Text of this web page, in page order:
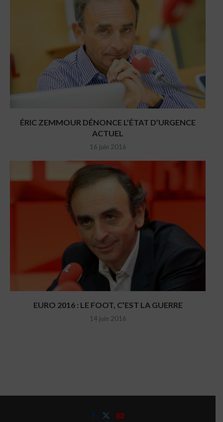
ÉRIC ZEMMOUR DÉNONCE L’ÉTAT D’URGENCE
ACTUEL
16 juin 2016
EURO 2016 : LE FOOT, C’EST LA GUERRE
14 juin 2016